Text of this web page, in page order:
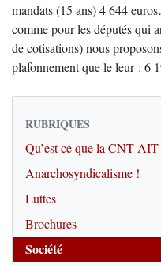
mandats (15 ans) 4 644
comme pour les députés qui
de cotisations) nous
plafonnement que le leur : 6
RUBRIQUES
Qu’est ce que la CNT-AIT
Anarchosyndicalisme !
Luttes
Brochures
Société